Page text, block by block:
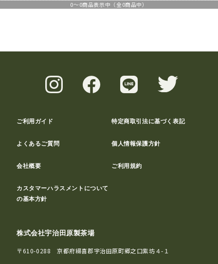
0～0商品表示中（全0商品中）
ご利用ガイド 特定商取引法に基づく表記
よくあるご質問 個人情報保護方針
会社概要 ご利用規約
カスタマーハラスメントについて
の基本方針
株式会社宇治田原製茶場
〒610-0288 京都府綴喜郡宇治田原町郷之口紫坊４-１